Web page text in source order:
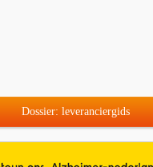
Dossier: leveranciergids